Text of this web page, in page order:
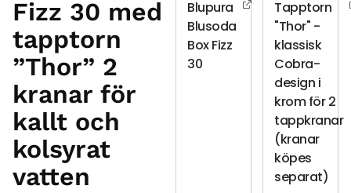
Fizz 30 med
tapptorn
”Thor” 2
kranar för
kallt och
kolsyrat
vatten
Blupura
Blusoda
Box Fizz
30
Tapptorn
"Thor" -
klassisk
Cobra-
design i
krom för 2
tappkranar
(kranar
köpes
separat)